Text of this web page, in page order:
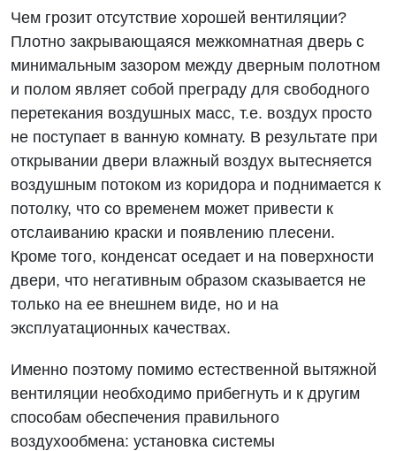
Чем грозит отсутствие хорошей вентиляции?
Плотно закрывающаяся межкомнатная дверь с
минимальным зазором между дверным полотном
и полом являет собой преграду для свободного
перетекания воздушных масс, т.е. воздух просто
не поступает в ванную комнату. В результате при
открывании двери влажный воздух вытесняется
воздушным потоком из коридора и поднимается к
потолку, что со временем может привести к
отслаиванию краски и появлению плесени.
Кроме того, конденсат оседает и на поверхности
двери, что негативным образом сказывается не
только на ее внешнем виде, но и на
эксплуатационных качествах.
Именно поэтому помимо естественной вытяжной
вентиляции необходимо прибегнуть и к другим
способам обеспечения правильного
воздухообмена: установка системы